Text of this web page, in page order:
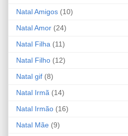
Natal Amigos (10)
Natal Amor (24)
Natal Filha (11)
Natal Filho (12)
Natal gif (8)
Natal Irmã (14)
Natal Irmão (16)
Natal Mãe (9)